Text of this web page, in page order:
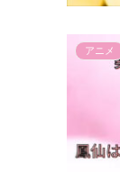
アニメ